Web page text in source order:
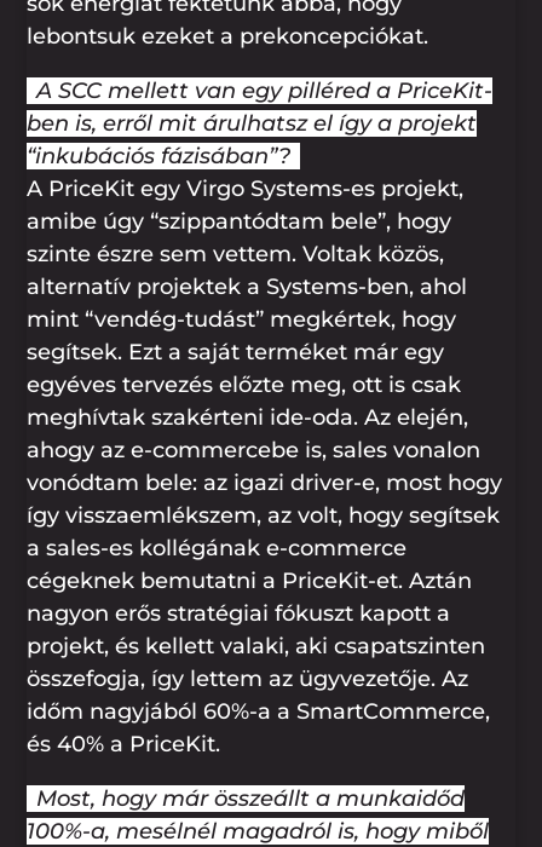
lebontsuk ezeket a prekoncepciókat.
A SCC mellett van egy pilléred a PriceKit-
ben is, erről mit árulhatsz el így a projekt
“inkubációs fázisában”?
A PriceKit egy Virgo Systems-es projekt,
amibe úgy “szippantódtam bele”, hogy
szinte észre sem vettem. Voltak közös,
alternatív projektek a Systems-ben, ahol
mint “vendég-tudást” megkértek, hogy
segítsek. Ezt a saját terméket már egy
egyéves tervezés előzte meg, ott is csak
meghívtak szakérteni ide-oda. Az elején,
ahogy az e-commercebe is, sales vonalon
vonódtam bele: az igazi driver-e, most hogy
így visszaemlékszem, az volt, hogy segítsek
a sales-es kollégának e-commerce
cégeknek bemutatni a PriceKit-et. Aztán
nagyon erős stratégiai fókuszt kapott a
projekt, és kellett valaki, aki csapatszinten
összefogja, így lettem az ügyvezetője. Az
időm nagyjából 60%-a a SmartCommerce,
és 40% a PriceKit.
Most, hogy már összeállt a munkaidőd
100%-a, mesélnél magadról is, hogy miből